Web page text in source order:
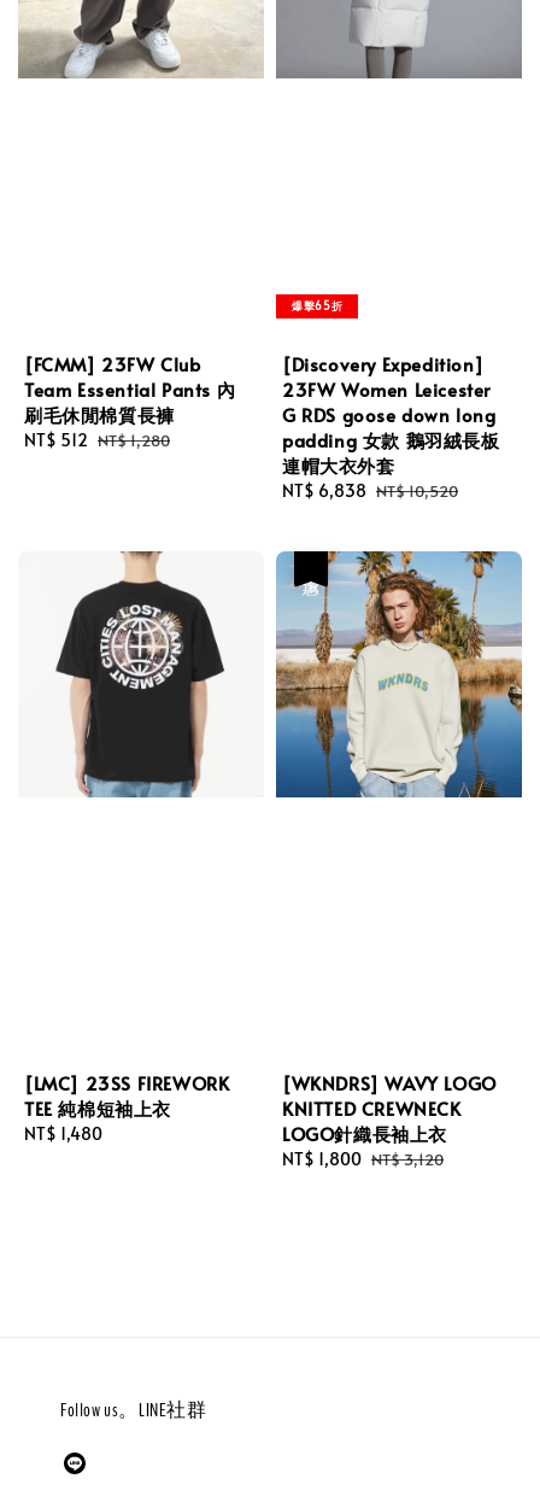
[FCMM] 23FW Club
Team Essential Pants 內
刷毛休閒棉質長褲
Sale
NT$ 512 Regular
NT$ 1,280
爆擊65折
[Discovery Expedition]
23FW Women Leicester
G RDS goose down long
padding 女款 鵝羽絨長板
連帽大衣外套
Sale
NT$ 6,838 Regular
NT$ 10,520
[LMC] 23SS FIREWORK
TEE 純棉短袖上衣
Regular
NT$ 1,480
[WKNDRS] WAVY LOGO
KNITTED CREWNECK
LOGO針織長袖上衣
Sale
NT$ 1,800 Regular
NT$ 3,120
Follow us。LINE社群